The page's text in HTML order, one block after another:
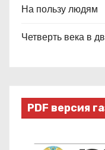
На пользу людям
Четверть века в
PDF версия